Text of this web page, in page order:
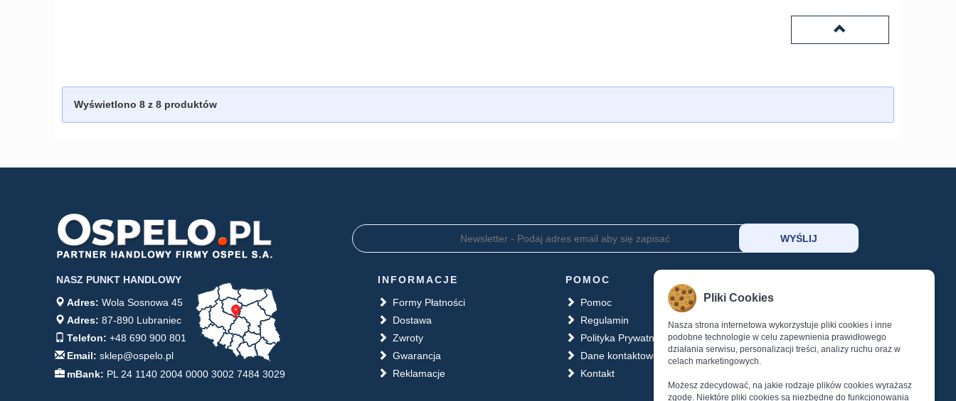
Wyświetlono 8 z 8 produktów
NASZ PUNKT HANDLOWY
Adres: Wola Sosnowa 45
Adres: 87-890 Lubraniec
Telefon: +48 690 900 801
Email: sklep@ospelo.pl
mBank: PL 24 1140 2004 0000 3002 7484 3029
INFORMACJE
Formy Płatności
Dostawa
Zwroty
Gwarancja
Reklamacje
POMOC
Pomoc
Regulamin
Polityka Prywatności
Dane kontaktowe
Kontakt
KOSZYK
SCHOWEK
LOGOWANIE
REJESTRACJA
Pliki Cookies
Nasza strona internetowa wykorzystuje pliki cookies i inne
podobne technologie w celu zapewnienia prawidłowego
działania serwisu, personalizacji treści, analizy ruchu oraz w
celach marketingowych.
Możesz zdecydować, na jakie rodzaje plików cookies wyrażasz
zgodę. Niektóre pliki cookies są niezbędne do funkcjonowania